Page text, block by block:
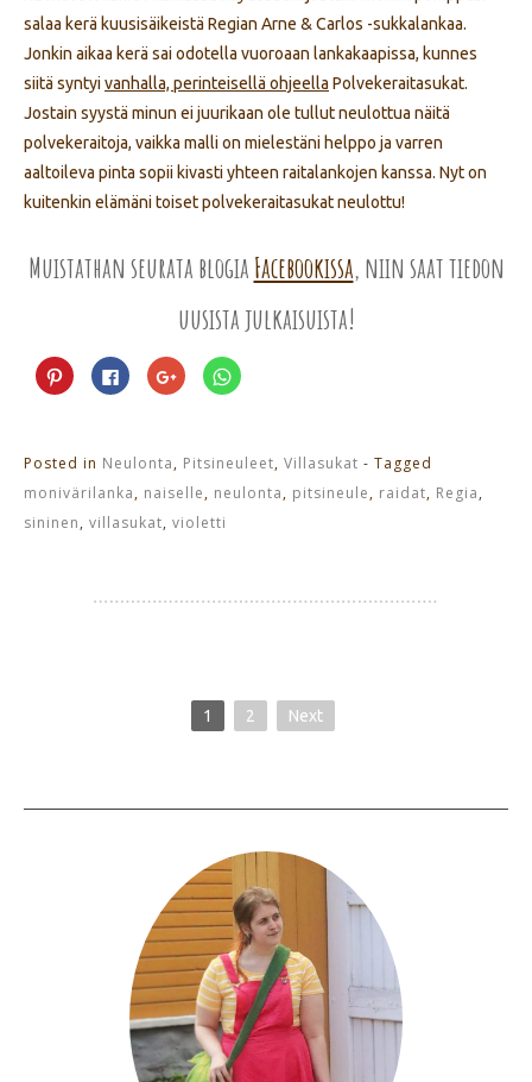
salaa kerä kuusisäikeistä Regian Arne & Carlos -sukkalankaa.
Jonkin aikaa kerä sai odotella vuoroaan lankakaapissa, kunnes
siitä syntyivanhalla, perinteisellä ohjeella Polvekeraitasukat.
Jostain syystä minun ei juurikaan ole tullut neulottua näitä
polvekeraitoja, vaikka malli on mielestäni helppo ja varren
aaltoileva pinta sopii kivasti yhteen raitalankojen kanssa. Nyt on
kuitenkin elämäni toiset polvekeraitasukat neulottu!
Muistathan seurata blogia Facebookissa, niin saat tiedon
uusista julkaisuista!
Jaa
Pinterest
palvelussa(Avautuu
Jaa
Facebookissa(Avautuu
uudessa
Jaa
Google+
palvelussa(Avautuu
Jaa
WhatsApp
Posted in Neulonta, Pitsineuleet, Villasukat - Tagged
monivärilanka, naiselle, neulonta, pitsineule, raidat, Regia,
sininen, villasukat, violetti
1 2 Next